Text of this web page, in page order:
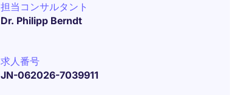
担当コンサルタント
Dr. Philipp Berndt
求人番号
JN-062026-7039911